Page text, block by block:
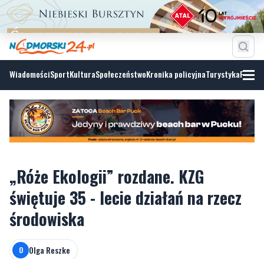
WiadomościSportKulturaSpołeczeństwoKronika policyjnaTurystyka
„Róże Ekologii” rozdane. KZG
świętuje 35 - lecie działań na rzecz
środowiska
O Olga Reszke